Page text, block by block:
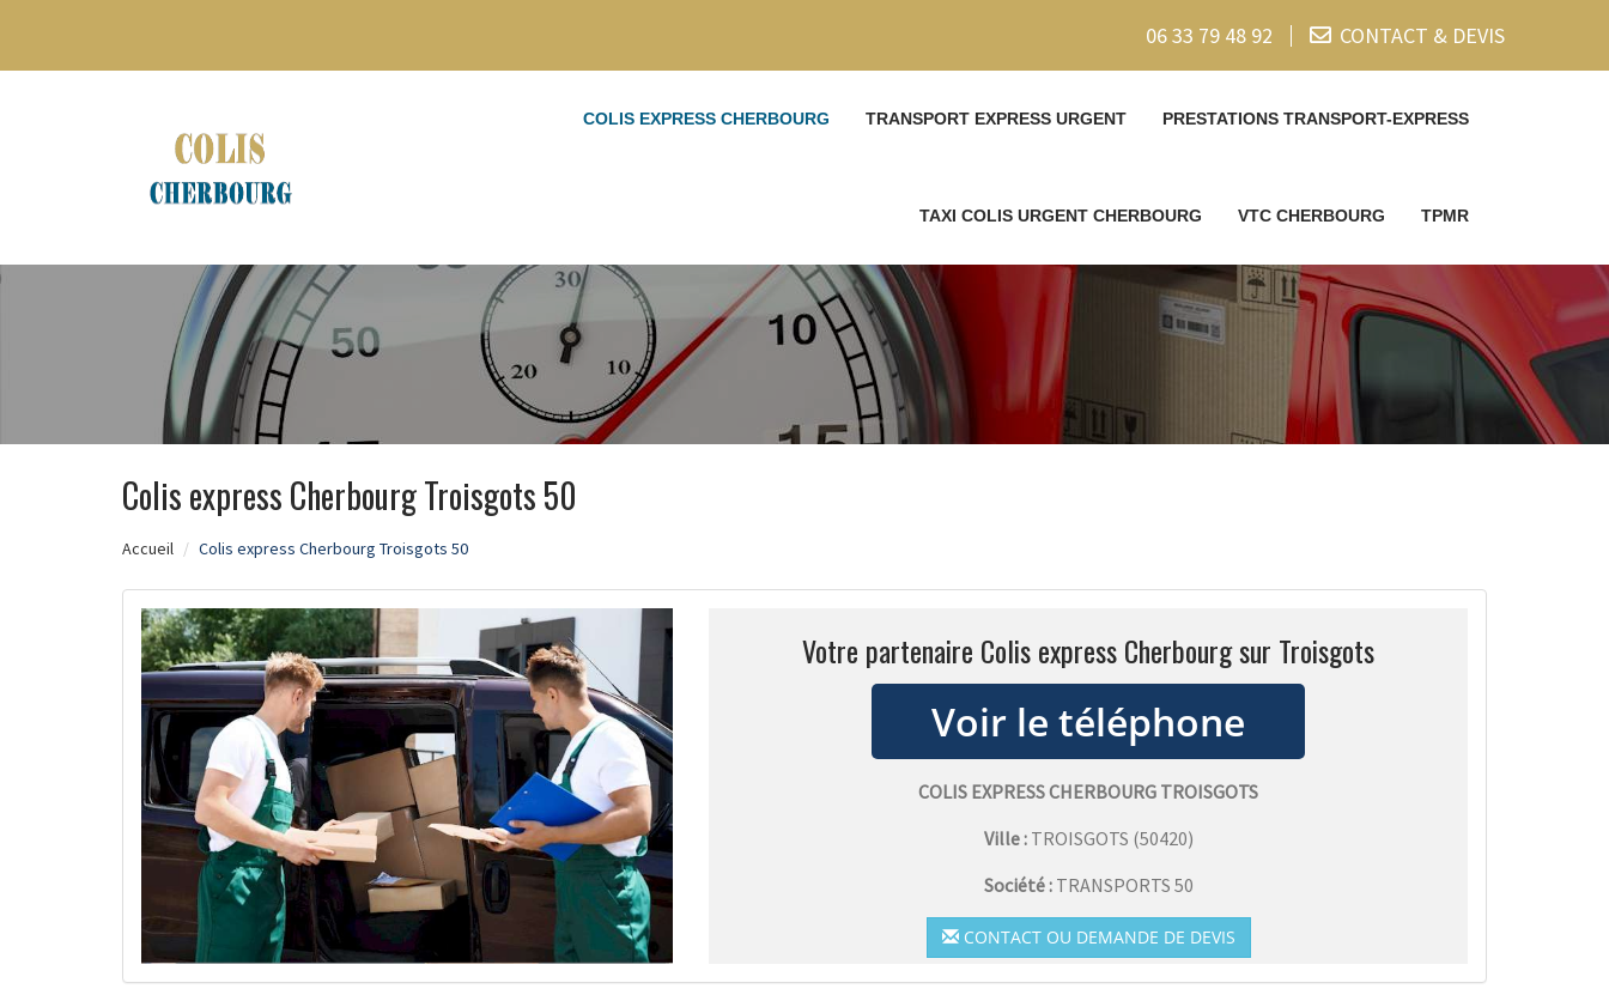
06 33 79 48 92 CONTACT & DEVIS
COLIS EXPRESS CHERBOURG TRANSPORT EXPRESS URGENT PRESTATIONS TRANSPORT-EXPRESS
TAXI COLIS URGENT CHERBOURG VTC CHERBOURG TPMR
Colis express Cherbourg Troisgots 50
Accueil Colis express Cherbourg Troisgots 50
Votre partenaire Colis express Cherbourg sur Troisgots
COLIS EXPRESS CHERBOURG TROISGOTS
Ville : TROISGOTS (50420)
Société : TRANSPORTS 50
CONTACT OU DEMANDE DE DEVIS